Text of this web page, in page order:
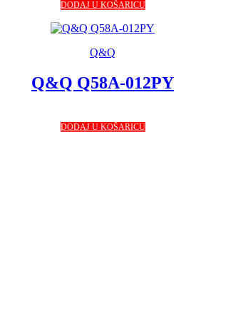
DODAJ U KOŠARICU
Q&Q
Q&Q Q58A-012PY
DODAJ U KOŠARICU